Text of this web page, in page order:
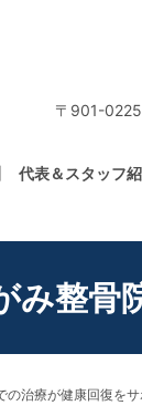
代表＆スタッフ
〒901-
整骨
治療が健康回復をサ